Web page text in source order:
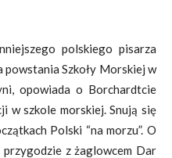
polskiego pisarza
Szkoły Morskiej w
opowiada o Borchardtcie
w szkole morskiej. Snują się
Polski “na morzu”. O
z żaglowcem Dar